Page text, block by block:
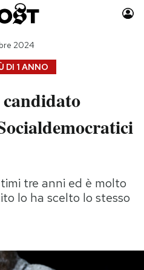
Auto
Moda
Consumismi
Media
DI 1 ANNO
2024
tre anni ed è molto
lo ha scelto lo stesso